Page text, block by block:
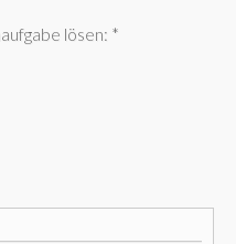
lösen: *